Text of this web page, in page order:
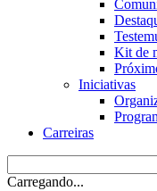
Kit de
Iniciativas
Carreiras
Carregando...